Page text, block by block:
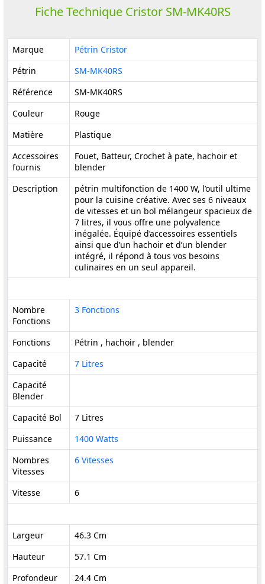
Fiche Technique Cristor SM-MK40RS
Marque
Pétrin Cristor
Pétrin
SM-MK40RS
Référence
SM-MK40RS
Couleur
Rouge
Matière
Plastique
Accessoires
fournis
Fouet, Batteur, Crochet à pate, hachoir et
blender
Description
pétrin multifonction de 1400 W, l’outil ultime
pour la cuisine créative. Avec ses 6 niveaux
de vitesses et un bol mélangeur spacieux de
7 litres, il vous offre une polyvalence
inégalée. Équipé d’accessoires essentiels
ainsi que d’un hachoir et d’un blender
intégré, il répond à tous vos besoins
culinaires en un seul appareil.
Nombre
Fonctions
3 Fonctions
Fonctions
Pétrin , hachoir , blender
Capacité
7 Litres
Capacité
Blender
Capacité Bol
7 Litres
Puissance
1400 Watts
Nombres
Vitesses
6 Vitesses
Vitesse 6
Largeur
46.3 Cm
Hauteur
57.1 Cm
Profondeur
24.4 Cm